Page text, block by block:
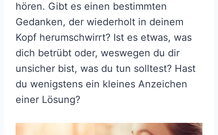
hören. Gibt es einen bestimmten
Gedanken, der wiederholt in deinem
Kopf herumschwirrt? Ist es etwas, was
dich betrübt oder, weswegen du dir
unsicher bist, was du tun solltest? Hast
du wenigstens ein kleines Anzeichen
einer Lösung?